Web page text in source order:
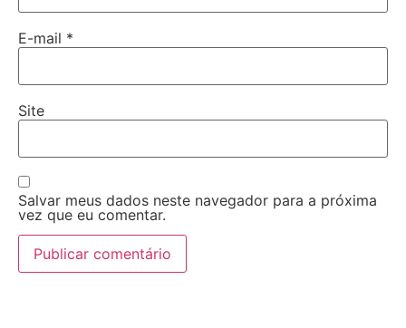
E-mail *
Site
Salvar meus dados neste navegador para a próxima
vez que eu comentar.